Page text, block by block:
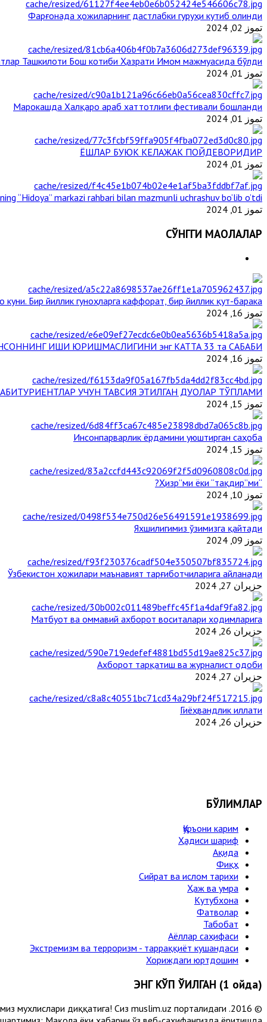
Фарғонада ҳожиларнинг дастлабки гуруҳи кутиб олинди
تموز 02, 2024
Ташкилоти Бош котиби Ҳазрати Имом мажмуасида бўлди
تموز 01, 2024
Марокашда Халқаро араб хаттотлиги фестивали бошланди
تموز 01, 2024
ЁШЛАР БУЮК КЕЛАЖАК ПОЙДЕВОРИДИР
تموز 01, 2024
“Hidoya” markazi rahbari bilan mazmunli uchrashuv bo’lib o’tdi
تموز 01, 2024
СЎНГГИ МАҚОЛАЛАР
Бир йиллик гуноҳларга каффорат, бир йиллик қут-барака
تموز 16, 2024
ИШИ ЮРИШМАСЛИГИНИ энг КАТТА 33 та САБАБИ
تموز 16, 2024
АБИТУРИЕНТЛАР УЧУН ТАВСИЯ ЭТИЛГАН ДУОЛАР ТЎПЛАМИ
تموز 15, 2024
Инсонпарварлик ёрдамини уюштирган саҳоба
تموز 15, 2024
“Ҳизр”ми ёки “тақдир”ми?
تموز 10, 2024
Яхшилигимиз ўзимизга қайтади
تموز 09, 2024
Ўзбекистон ҳожилари маънавият тарғиботчиларига айланади
حزيران 27, 2024
Матбуот ва оммавий ахборот воситалари ходимларига
حزيران 26, 2024
Ахборот тарқатиш ва журналист одоби
حزيران 27, 2024
Гиёҳвандлик иллати
حزيران 26, 2024
БЎЛИМЛАР
Қуръони карим
Ҳадиси шариф
Ақида
Фиқҳ
Сийрат ва ислом тарихи
Ҳаж ва умра
Кутубхона
Фатволар
Табобат
Аёллар саҳифаси
Экстремизм ва терроризм - тарраққиёт кушандаси
Хориждаги юртдошим
ЭНГ КЎП ЎҚИЛГАН (1 ойда)
мухлислари диққатига! Сиз muslim.uz порталидаги